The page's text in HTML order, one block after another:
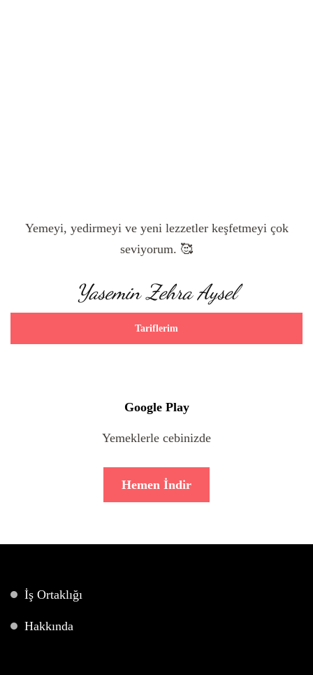
Yemeyi, yedirmeyi ve yeni lezzetler keşfetmeyi çok
seviyorum. 🥰
Yasemin Zehra Aysel
Tariflerim
Google Play
Yemeklerle cebinizde
Hemen İndir
İş Ortaklığı
Hakkında